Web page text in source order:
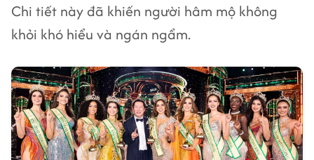
Chi tiết này đã khiến người hâm mộ không
khỏi khó hiểu và ngán ngẩm.